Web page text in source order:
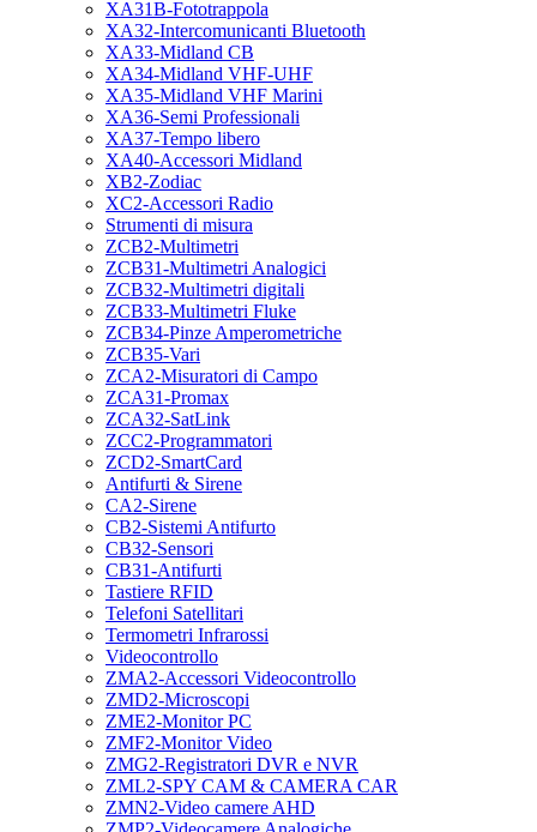
XA31B-Fototrappola
XA32-Intercomunicanti Bluetooth
XA33-Midland CB
XA34-Midland VHF-UHF
XA35-Midland VHF Marini
XA36-Semi Professionali
XA37-Tempo libero
XA40-Accessori Midland
XB2-Zodiac
XC2-Accessori Radio
Strumenti di misura
ZCB2-Multimetri
ZCB31-Multimetri Analogici
ZCB32-Multimetri digitali
ZCB33-Multimetri Fluke
ZCB34-Pinze Amperometriche
ZCB35-Vari
ZCA2-Misuratori di Campo
ZCA31-Promax
ZCA32-SatLink
ZCC2-Programmatori
ZCD2-SmartCard
Antifurti & Sirene
CA2-Sirene
CB2-Sistemi Antifurto
CB32-Sensori
CB31-Antifurti
Tastiere RFID
Telefoni Satellitari
Termometri Infrarossi
Videocontrollo
ZMA2-Accessori Videocontrollo
ZMD2-Microscopi
ZME2-Monitor PC
ZMF2-Monitor Video
ZMG2-Registratori DVR e NVR
ZML2-SPY CAM & CAMERA CAR
ZMN2-Video camere AHD